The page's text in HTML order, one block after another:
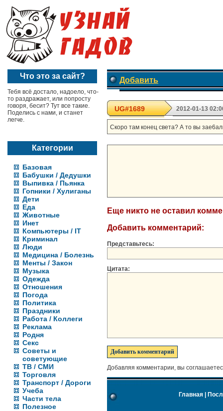
Что это за сайт?
Тебя всё достало, надоело, что-
то раздражает, или попросту
говоря, бесит? Тут все такие.
Поделись с нами, и станет
легче.
Категории
Базовая
Бабушки / Дедушки
Выпивка / Пьянка
Гопники / Хулиганы
Дети
Еда
Животные
Инет
Компьютеры / IT
Криминал
Люди
Медицина / Болезнь
Менты / Закон
Музыка
Одежда
Отношения
Погода
Политика
Праздники
Работа / Коллеги
Реклама
Родня
Секс
Советы и
советующие
ТВ / СМИ
Торговля
Транспорт / Дороги
Учеба
Части тела
Полезное
Добавить
UG#1689 2012-01-13
Скоро там конец света? А то вы
Еще никто не оставил
Добавить комментарий:
Представьтесь:
Цитата:
Добавляя комментарии, вы
Главная|